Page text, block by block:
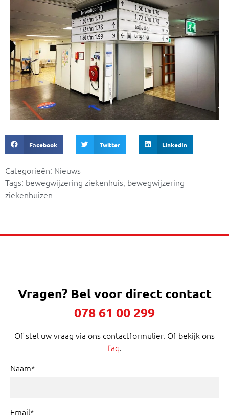
Facebook Twitter LinkedIn
Categorieën: Nieuws
Tags: bewegwijzering ziekenhuis, bewegwijzering
ziekenhuizen
Vragen? Bel voor direct contact
078 61 00 299
Of stel uw vraag via ons contactformulier. Of bekijk ons
faq.
Naam*
Email*